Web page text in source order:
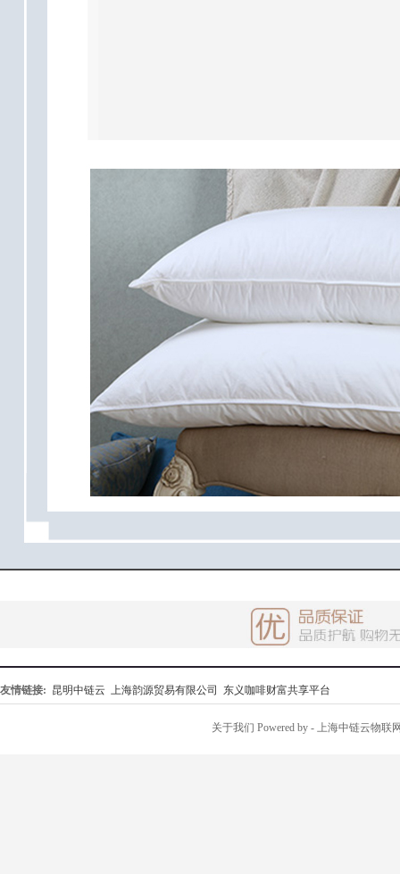
友情链接: 昆明中链云 上海韵源贸易有限公司 东义咖啡财富共享平台
关于我们 Powered by - 上海中链云物联